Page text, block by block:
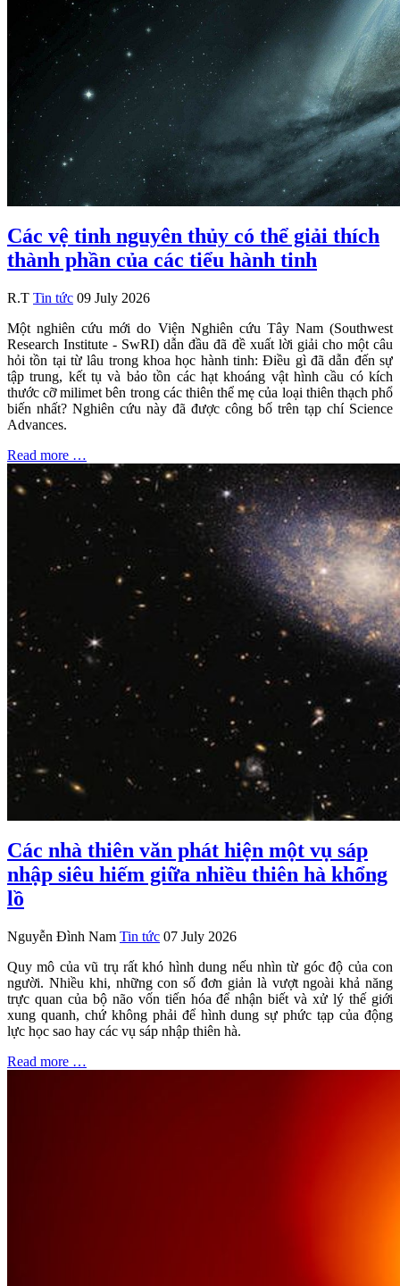
Các vệ tinh nguyên thủy có thể giải thích
thành phần của các tiểu hành tinh
R.T Tin tức 09 July 2026
Một nghiên cứu mới do Viện Nghiên cứu Tây Nam (Southwest
Research Institute - SwRI) dẫn đầu đã đề xuất lời giải cho một câu
hỏi tồn tại từ lâu trong khoa học hành tinh: Điều gì đã dẫn đến sự
tập trung, kết tụ và bảo tồn các hạt khoáng vật hình cầu có kích
thước cỡ milimet bên trong các thiên thể mẹ của loại thiên thạch phổ
biến nhất? Nghiên cứu này đã được công bố trên tạp chí Science
Advances.
Read more …
Các nhà thiên văn phát hiện một vụ sáp
nhập siêu hiếm giữa nhiều thiên hà khổng
lồ
Nguyễn Đình Nam Tin tức 07 July 2026
Quy mô của vũ trụ rất khó hình dung nếu nhìn từ góc độ của con
người. Nhiều khi, những con số đơn giản là vượt ngoài khả năng
trực quan của bộ não vốn tiến hóa để nhận biết và xử lý thế giới
xung quanh, chứ không phải để hình dung sự phức tạp của động
lực học sao hay các vụ sáp nhập thiên hà.
Read more …